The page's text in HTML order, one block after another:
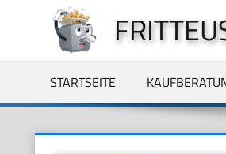
springen
STARTSEITE